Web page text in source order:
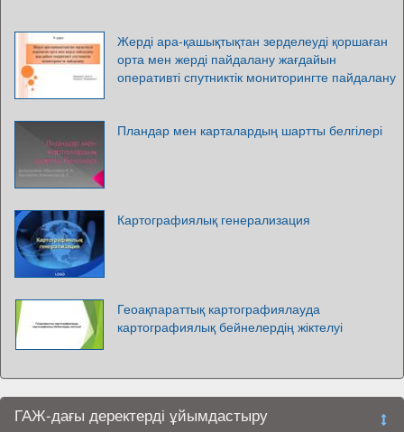
Жерді ара-қашықтықтан зерделеуді қоршаған
орта мен жерді пайдалану жағдайын
оперативті спутниктік мониторингте пайдалану
Пландар мен карталардың шартты белгілері
Картографиялық генерализация
Геоақпараттық картографиялауда
картографиялық бейнелердің жіктелуі
ГАЖ-дағы деректерді ұйымдастыру